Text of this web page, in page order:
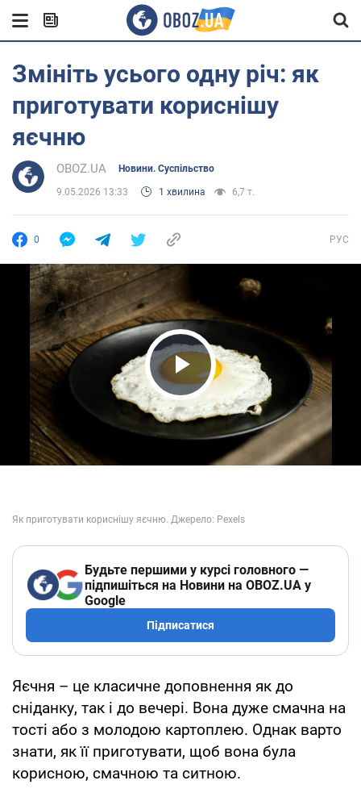
Змініть усього одну річ: як
приготувати кориснішу
яєчню
OBOZ.UA Новини. Суспільство
9.05.2026 13:33 1 хвилина 6,7 т.
0 РУС
Play Video
Будьте першими у курсі головного —
підпишіться на Новини на OBOZ.UA у
Google
Підписатися
Яєчня – це класичне доповнення як до
сніданку, так і до вечері. Вона дуже смачна на
тості або з молодою картоплею. Однак варто
знати, як її приготувати, щоб вона була
корисною, смачною та ситною.